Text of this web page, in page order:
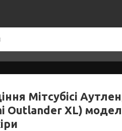
Мітсубісі
Outlander XL)